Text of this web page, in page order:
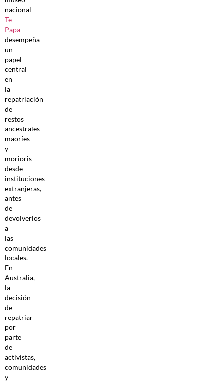
nacional
Te
Papa
desempeña
un
papel
central
en
la
repatriación
de
restos
ancestrales
maoríes
y
morioris
desde
instituciones
extranjeras,
antes
de
devolverlos
a
las
comunidades
locales.
En
Australia,
la
decisión
de
repatriar
por
parte
de
activistas,
comunidades
y